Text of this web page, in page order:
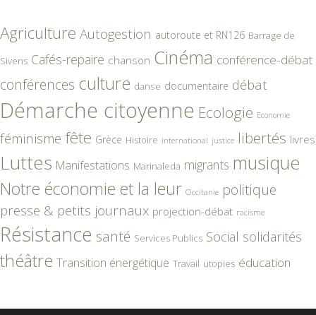
Agriculture Autogestion autoroute et RN126 Barrage de
Sivens Cafés-repaire chanson Cinéma conférence-débat
conférences culture danse documentaire débat
Démarche citoyenne Ecologie Economie
féminisme fête Grèce Histoire International justice libertés livres
Luttes Manifestations Marinaleda migrants musique
Notre économie et la leur Occitanie politique
presse & petits journaux projection-débat racisme
Résistance santé Services Publics Social solidarités
théâtre Transition énergétique Travail utopies éducation